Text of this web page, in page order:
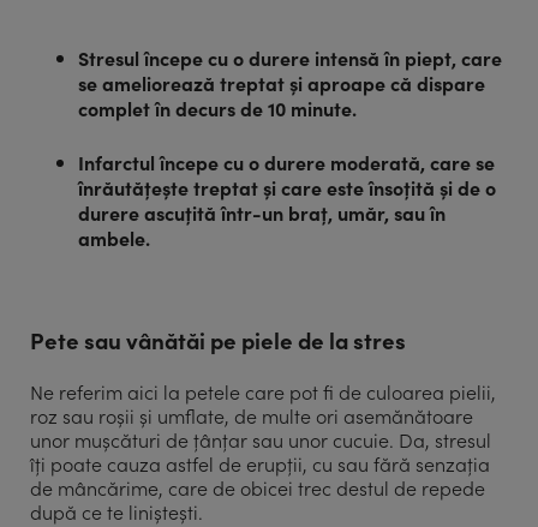
Stresul începe cu o durere intensă în piept, care
se ameliorează treptat și aproape că dispare
complet în decurs de 10 minute.
Infarctul începe cu o durere moderată, care se
înrăutățește treptat și care este însoțită și de o
durere ascuțită într-un braț, umăr, sau în
ambele.
Pete sau vânătăi pe piele de la stres
Ne referim aici la petele care pot fi de culoarea pielii,
roz sau roșii și umflate, de multe ori asemănătoare
unor mușcături de țânțar sau unor cucuie. Da, stresul
îți poate cauza astfel de erupții, cu sau fără senzația
de mâncărime, care de obicei trec destul de repede
după ce te liniștești.